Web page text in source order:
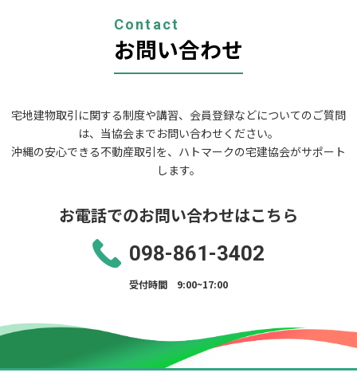
Contact
お問い合わせ
宅地建物取引に関する制度や講習、会員登録などについてのご質問
は、当協会までお問い合わせください。
沖縄の安心できる不動産取引を、ハトマークの宅建協会がサポート
します。
お電話でのお問い合わせはこちら
098-861-3402
受付時間 9:00~17:00